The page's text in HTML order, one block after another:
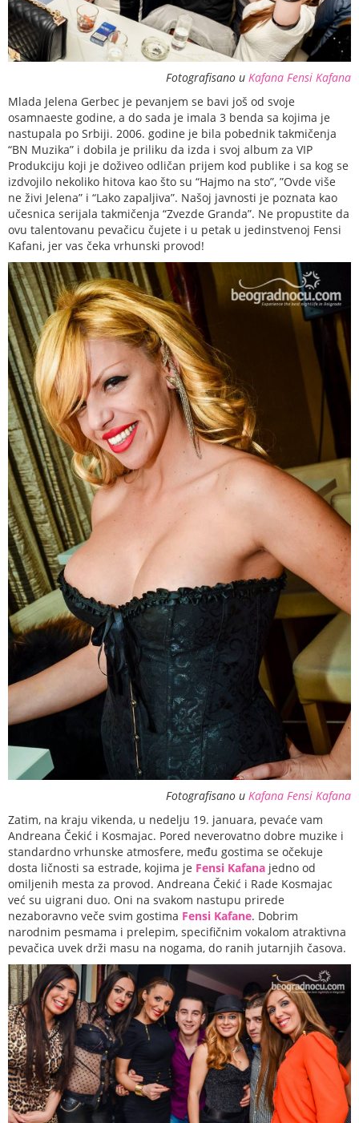
Fotografisano u Kafana Fensi Kafana
Mlada Jelena Gerbec je pevanjem se bavi još od svoje
osamnaeste godine, a do sada je imala 3 benda sa kojima je
nastupala po Srbiji. 2006. godine je bila pobednik takmičenja
“BN Muzika” i dobila je priliku da izda i svoj album za VIP
Produkciju koji je doživeo odličan prijem kod publike i sa kog se
izdvojilo nekoliko hitova kao što su “Hajmo na sto”, ”Ovde više
ne živi Jelena” i “Lako zapaljiva”. Našoj javnosti je poznata kao
učesnica serijala takmičenja “Zvezde Granda”. Ne propustite da
ovu talentovanu pevačicu čujete i u petak u jedinstvenoj Fensi
Kafani, jer vas čeka vrhunski provod!
Fotografisano u Kafana Fensi Kafana
Zatim, na kraju vikenda, u nedelju 19. januara, pevaće vam
Andreana Čekić i Kosmajac. Pored neverovatno dobre muzike i
standardno vrhunske atmosfere, među gostima se očekuje
dosta ličnosti sa estrade, kojima je Fensi Kafana jedno od
omiljenih mesta za provod. Andreana Čekić i Rade Kosmajac
već su uigrani duo. Oni na svakom nastupu prirede
nezaboravno veče svim gostima Fensi Kafane. Dobrim
narodnim pesmama i prelepim, specifičnim vokalom atraktivna
pevačica uvek drži masu na nogama, do ranih jutarnjih časova.